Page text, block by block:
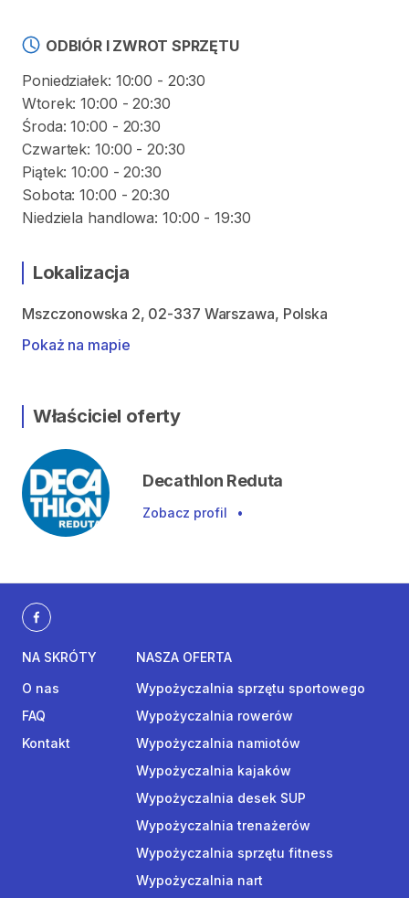
ODBIÓR I ZWROT SPRZĘTU
Poniedziałek: 10:00 - 20:30
Wtorek: 10:00 - 20:30
Środa: 10:00 - 20:30
Czwartek: 10:00 - 20:30
Piątek: 10:00 - 20:30
Sobota: 10:00 - 20:30
Lokalizacja
Mszczonowska 2, 02-337 Warszawa, Polska
Pokaż na mapie
Właściciel oferty
Decathlon Reduta
Zobacz profil •
NA SKRÓTY
O nas
FAQ
Kontakt
NASZA OFERTA
Wypożyczalnia sprzętu sportowego
Wypożyczalnia rowerów
Wypożyczalnia namiotów
Wypożyczalnia kajaków
Wypożyczalnia desek SUP
Wypożyczalnia trenażerów
Wypożyczalnia sprzętu fitness
Wypożyczalnia nart